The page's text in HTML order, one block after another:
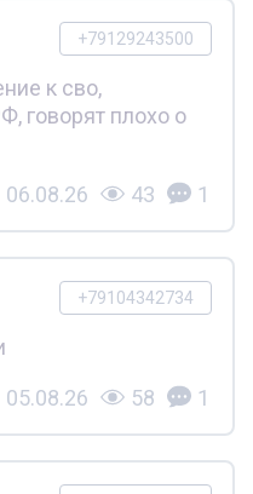
+79129243500
к сво,
говорят плохо о
06.08.26 43 1
+79104342734
05.08.26 58 1